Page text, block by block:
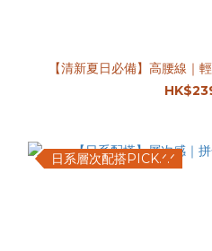
【清新夏日必備】高腰線｜
日系層次配搭PICK.ᐟ.ᐟ